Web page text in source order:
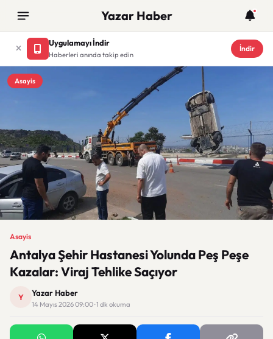
Yazar Haber
Uygulamayı İndir
Haberleri anında takip edin
İndir
Asayis
Asayis
Antalya Şehir Hastanesi Yolunda Peş Peşe
Kazalar: Viraj Tehlike Saçıyor
Y Yazar Haber
14 Mayıs 2026 09:00 · 1 dk okuma